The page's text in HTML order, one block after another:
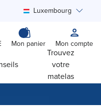
Luxembourg
Mon panier Mon compte
Trouvez
votre
matelas